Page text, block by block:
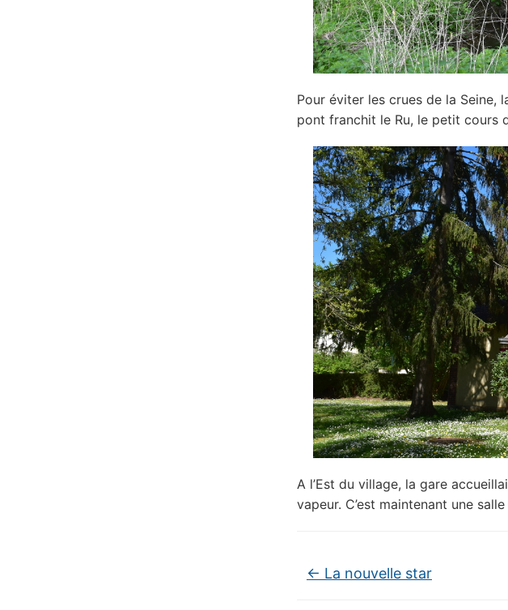
Pour éviter les crues de la Seine,
pont franchit le Ru, le petit cours
A l’Est du village, la gare
vapeur. C’est maintenant une
← La nouvelle star